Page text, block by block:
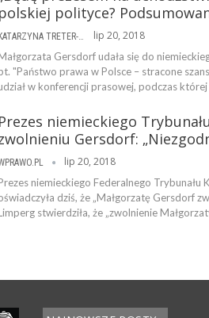
polskiej polityce?
KATARZYNA TRETER-SIERPIŃSKA lip 20, 2018
Gersdorf udała się do
"Państwo prawa w Polsce – stracone
w konferencji prasowej, podczas
Prezes niemieckiego
Gersdorf:
lip 20, 2018
niemieckiego Federalnego
dziś, że „Małgorzatę Gersdorf
stwierdziła, że „zwolnienie